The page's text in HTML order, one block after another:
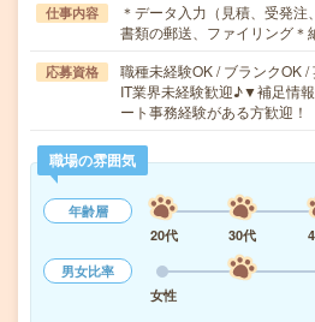
仕事内容
＊データ入力（見積、受発注
書類の郵送、ファイリング
応募資格
職種未経験OK / ブランクOK /
IT業界未経験歓迎♪▼補足情
ート事務経験がある方歓迎！
職場の雰囲気
年齢層
20代
30代
男女比率
女性